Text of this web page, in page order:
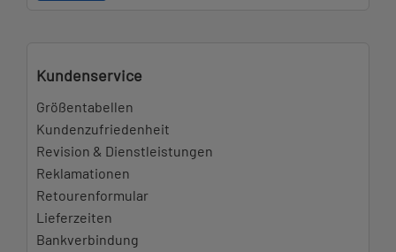
Kundenservice
Größentabellen
Kundenzufriedenheit
Revision & Dienstleistungen
Reklamationen
Retourenformular
Lieferzeiten
Bankverbindung